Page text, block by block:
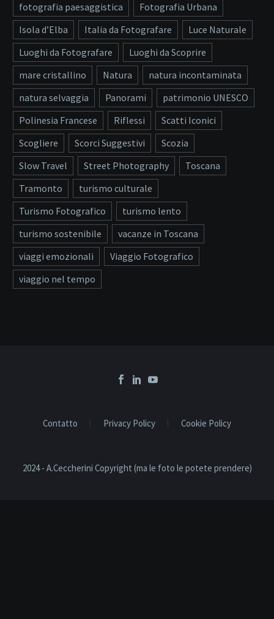
fotografia paesaggistica
Fotografia Urbana
Isola d’Elba
Italia da Fotografare
Luce Naturale
Luoghi da Fotografare
Luoghi da Scoprire
mare cristallino
Natura
natura incontaminata
natura selvaggia
Panorami
patrimonio UNESCO
Polinesia Francese
Riflessi
Scatti Iconici
Scogliere
Scorci Suggestivi
Scozia
Slow Travel
Street Photography
Toscana
Tramonto
turismo culturale
Turismo Fotografico
turismo lento
turismo sostenibile
vacanze in Toscana
viaggi emozionali
Viaggio Fotografico
viaggio nel tempo
Contatto Privacy Policy Cookie Policy
2024 - A.Ceccherini Copyright (ma le foto le potete prendere)